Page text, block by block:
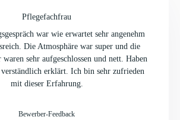
Pflegefachfrau
war wie erwartet sehr angenehm
Die Atmosphäre war super und die
waren sehr aufgeschlossen und nett. Haben
verständlich erklärt. Ich bin sehr zufrieden
mit dieser Erfahrung.
Bewerber-Feedback